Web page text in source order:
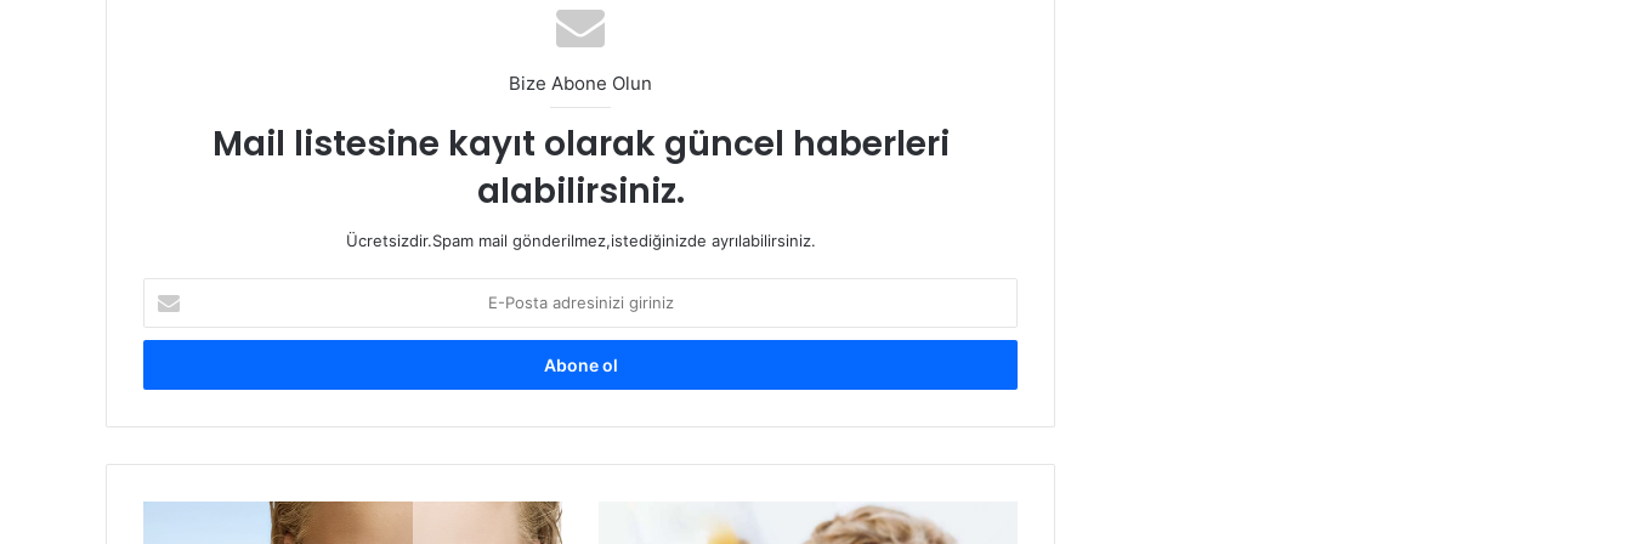
Bize Abone Olun
Mail listesine kayıt olarak güncel haberleri
alabilirsiniz.
Ücretsizdir.Spam mail gönderilmez,istediğinizde ayrılabilirsiniz.
Posta
adresinizi